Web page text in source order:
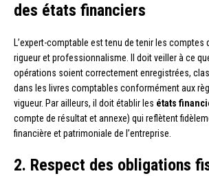
des états financiers
L’expert-comptable est tenu de tenir les comptes
rigueur et professionnalisme. Il doit veiller à ce
opérations soient correctement enregistrées,
dans les livres comptables conformément aux
vigueur. Par ailleurs, il doit établir les états
compte de résultat et annexe) qui reflètent
financière et patrimoniale de l’entreprise.
2. Respect des obligations